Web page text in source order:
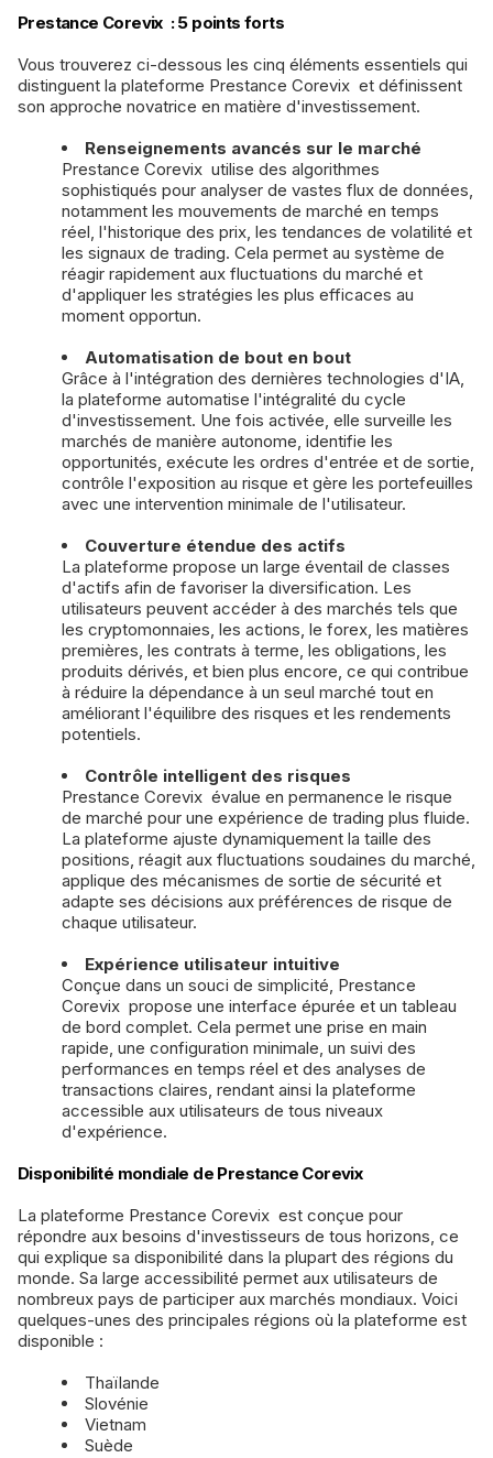
Prestance Corevix : 5 points forts
Vous trouverez ci-dessous les cinq éléments essentiels qui
distinguent la plateforme Prestance Corevix et définissent
son approche novatrice en matière d'investissement.
Renseignements avancés sur le marché
Prestance Corevix utilise des algorithmes
sophistiqués pour analyser de vastes flux de données,
notamment les mouvements de marché en temps
réel, l'historique des prix, les tendances de volatilité et
les signaux de trading. Cela permet au système de
réagir rapidement aux fluctuations du marché et
d'appliquer les stratégies les plus efficaces au
moment opportun.
Automatisation de bout en bout
Grâce à l'intégration des dernières technologies d'IA,
la plateforme automatise l'intégralité du cycle
d'investissement. Une fois activée, elle surveille les
marchés de manière autonome, identifie les
opportunités, exécute les ordres d'entrée et de sortie,
contrôle l'exposition au risque et gère les portefeuilles
avec une intervention minimale de l'utilisateur.
Couverture étendue des actifs
La plateforme propose un large éventail de classes
d'actifs afin de favoriser la diversification. Les
utilisateurs peuvent accéder à des marchés tels que
les cryptomonnaies, les actions, le forex, les matières
premières, les contrats à terme, les obligations, les
produits dérivés, et bien plus encore, ce qui contribue
à réduire la dépendance à un seul marché tout en
améliorant l'équilibre des risques et les rendements
potentiels.
Contrôle intelligent des risques
Prestance Corevix évalue en permanence le risque
de marché pour une expérience de trading plus fluide.
La plateforme ajuste dynamiquement la taille des
positions, réagit aux fluctuations soudaines du marché,
applique des mécanismes de sortie de sécurité et
adapte ses décisions aux préférences de risque de
chaque utilisateur.
Expérience utilisateur intuitive
Conçue dans un souci de simplicité, Prestance
Corevix propose une interface épurée et un tableau
de bord complet. Cela permet une prise en main
rapide, une configuration minimale, un suivi des
performances en temps réel et des analyses de
transactions claires, rendant ainsi la plateforme
accessible aux utilisateurs de tous niveaux
d'expérience.
Disponibilité mondiale de Prestance Corevix
La plateforme Prestance Corevix est conçue pour
répondre aux besoins d'investisseurs de tous horizons, ce
qui explique sa disponibilité dans la plupart des régions du
monde. Sa large accessibilité permet aux utilisateurs de
nombreux pays de participer aux marchés mondiaux. Voici
quelques-unes des principales régions où la plateforme est
disponible :
Thaïlande
Slovénie
Vietnam
Suède